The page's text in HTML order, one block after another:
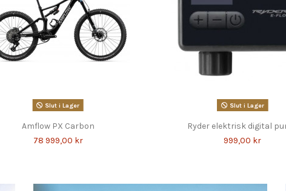
Slut i Lager
Amflow PX Carbon
78 999,00 kr
Slut i Lager
Ryder elektrisk digital
999,00 kr